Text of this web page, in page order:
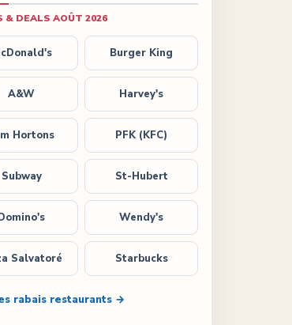
& DEALS AOÛT 2026
Burger King
A&W Harvey's
Hortons PFK (KFC)
Subway St-Hubert
Wendy's
Salvatoré Starbucks
rabais restaurants →